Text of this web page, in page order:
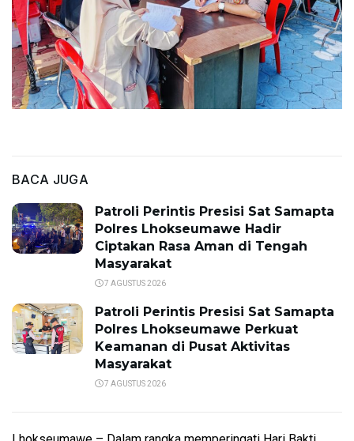
BACA JUGA
Patroli Perintis Presisi Sat Samapta
Polres Lhokseumawe Hadir
Ciptakan Rasa Aman di Tengah
Masyarakat
7 AGUSTUS 2026
Patroli Perintis Presisi Sat Samapta
Polres Lhokseumawe Perkuat
Keamanan di Pusat Aktivitas
Masyarakat
7 AGUSTUS 2026